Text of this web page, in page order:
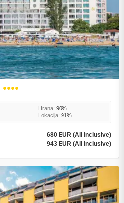
●●●●
Hrana: 90%
Lokacija: 91%
680 EUR (All Inclusive)
943 EUR (All Inclusive)